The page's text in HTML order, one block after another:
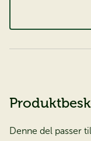
Denne del passer